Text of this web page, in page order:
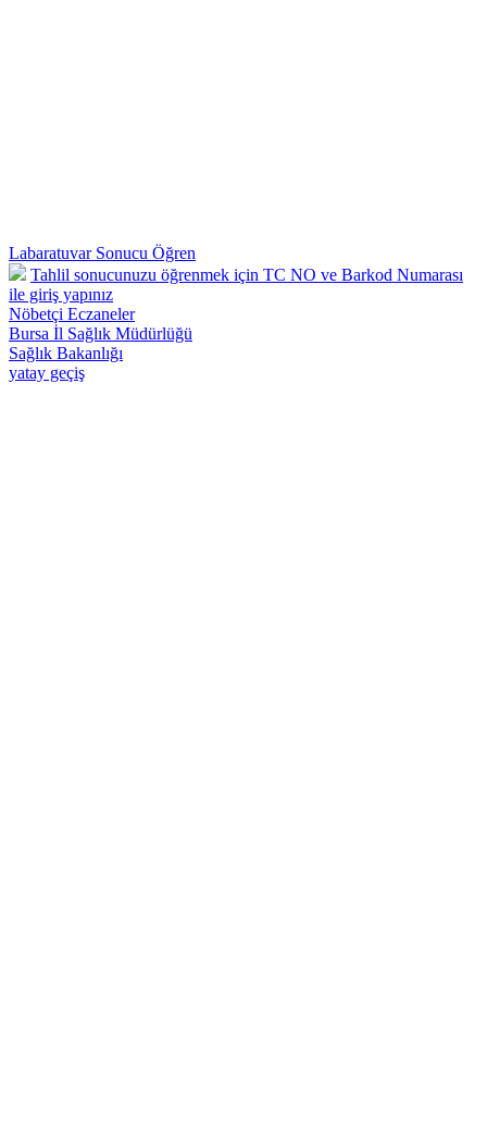
Labaratuvar Sonucu Öğren
Tahlil sonucunuzu öğrenmek için TC NO ve Barkod Numarası
ile giriş yapınız
Nöbetçi Eczaneler
Bursa İl Sağlık Müdürlüğü
Sağlık Bakanlığı
yatay geçiş